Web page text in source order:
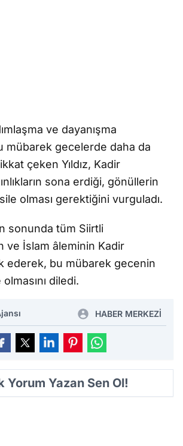
ve dayanışma
mübarek gecelerde daha da
çeken Yıldız, Kadir
sona erdiği, gönüllerin
olması gerektiğini vurguladı.
sonunda tüm Siirtli
ve İslam âleminin Kadir
ederek, bu mübarek gecenin
diledi.
HABER MERKEZİ
Yorum Yazan Sen Ol!